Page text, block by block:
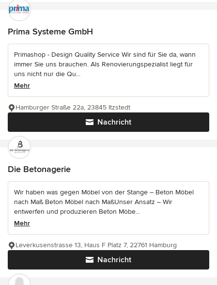
Prima Systeme GmbH
Primashop - Design Quality Service Wir sind für Sie da, wann
immer Sie uns brauchen. Als Renovierungspezialist liegt für
uns nicht nur die Qu...
Mehr
Nachricht
Hamburger Straße 22a, 23845 Itzstedt
Die Betonagerie
Wir haben was gegen Möbel von der Stange – Beton Möbel
nach Maß Beton Möbel nach MaßUnser Ansatz – Wir
entwerfen und produzieren Beton Möbe...
Mehr
Nachricht
Leverkusenstrasse 13, Haus F Platz 7, 22761 Hamburg